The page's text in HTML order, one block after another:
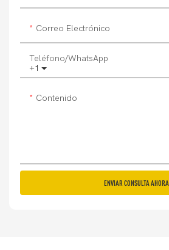
Correo Electrónico
+1
Teléfono/WhatsApp
Contenido
ENVIAR CONSULTA AHORA